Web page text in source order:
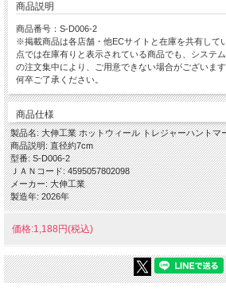
商品説明
商品番号：S-D006-2
※掲載商品は各店舗・他ECサイトと在庫を共有して
点では在庫有りと表示されている商品でも、システ
の注文集中により、ご用意できない場合がございます
何卒ご了承ください。
商品仕様
製品名: 大伸工業 ホットウィール トレジャーハントマ
商品説明: 直径約7cm
型番: S-D006-2
ＪＡＮコード: 4595057802098
メーカー: 大伸工業
製造年: 2026年
価格:1,188円(税込)